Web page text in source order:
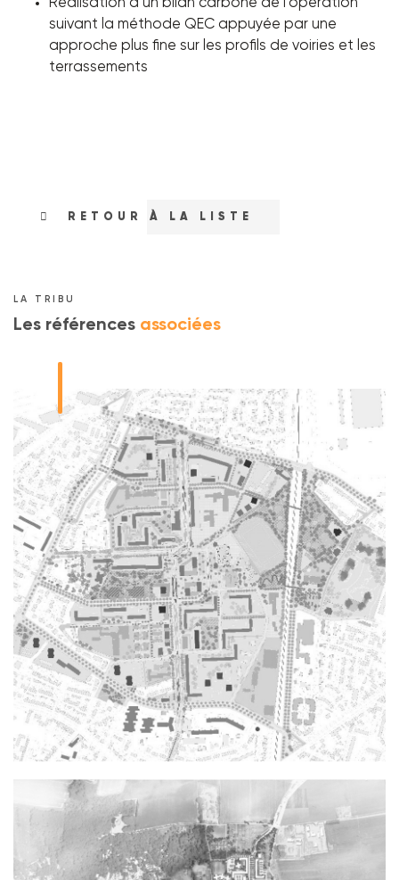
Réalisation d’un bilan carbone de l’opération
suivant la méthode QEC appuyée par une
approche plus fine sur les profils de voiries et les
terrassements
RETOUR À LA LISTE
LA TRIBU
Les références associées